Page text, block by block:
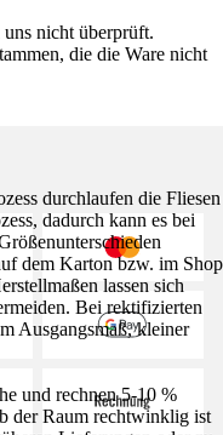
durchlaufen die Fliesen
dadurch kann es bei
dem Karton bzw. im Shop
lassen sich
Bei rektifizierten
Ausgangsmaß, kleiner
und rechnen 5-10 %
der Raum rechtwinklig ist
nicht überprüft.
die die Ware nicht